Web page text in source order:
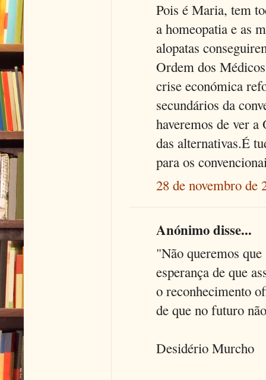
Pois é Maria, tem
a homeopatia e as
alopatas
Ordem dos
crise económica
secundários da
haveremos de ver
das alternativas.É
para os
28 de novembro de
Anónimo disse...
"Não queremos
esperança de que
o reconhecimento
de que no futuro
Desidério Murcho